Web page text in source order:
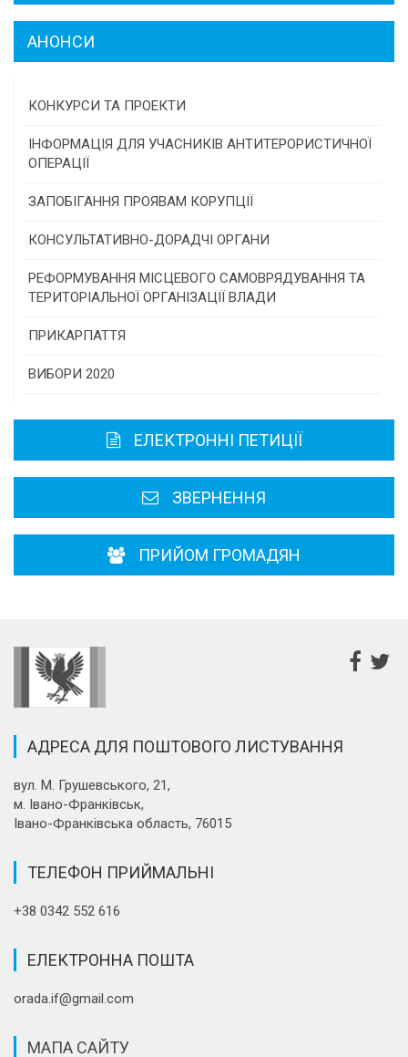
АНОНСИ
КОНКУРСИ ТА ПРОЕКТИ
Конкурс проектів та програм місцевого
самоврядування
Конкурс інститутів громадянського суспільства
Програми/конкурси МТД
ІНФОРМАЦІЯ ДЛЯ УЧАСНИКІВ АНТИТЕРОРИСТИЧНОЇ
ОПЕРАЦІЇ
ЗАПОБІГАННЯ ПРОЯВАМ КОРУПЦІЇ
КОНСУЛЬТАТИВНО-ДОРАДЧІ ОРГАНИ
Консультативна рада
РЕФОРМУВАННЯ МІСЦЕВОГО САМОВРЯДУВАННЯ ТА
ТЕРИТОРІАЛЬНОЇ ОРГАНІЗАЦІЇ ВЛАДИ
ПРИКАРПАТТЯ
Історична довідка
Районні, міські ради
ВИБОРИ 2020
ЕЛЕКТРОННІ ПЕТИЦІЇ
ЗВЕРНЕННЯ
ПРИЙОМ ГРОМАДЯН
АДРЕСА ДЛЯ ПОШТОВОГО ЛИСТУВАННЯ
вул. М. Грушевського, 21,
м. Івано-Франківськ,
Івано-Франківська область, 76015
ТЕЛЕФОН ПРИЙМАЛЬНІ
+38 0342 552 616
ЕЛЕКТРОННА ПОШТА
orada.if@gmail.com
МАПА САЙТУ